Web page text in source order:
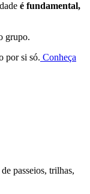
é fundamental,
grupo.
por si só. Conheça
passeios, trilhas,